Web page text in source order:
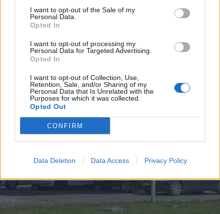
I want to opt-out of the Sale of my
Personal Data.
Opted In
I want to opt-out of processing my
Personal Data for Targeted Advertising.
Opted In
I want to opt-out of Collection, Use,
Retention, Sale, and/or Sharing of my
Personal Data that Is Unrelated with the
Purposes for which it was collected.
Opted Out
CONFIRM
Data Deletion Data Access Privacy Policy
fakasztanának energiát a
válságban a napelemesek